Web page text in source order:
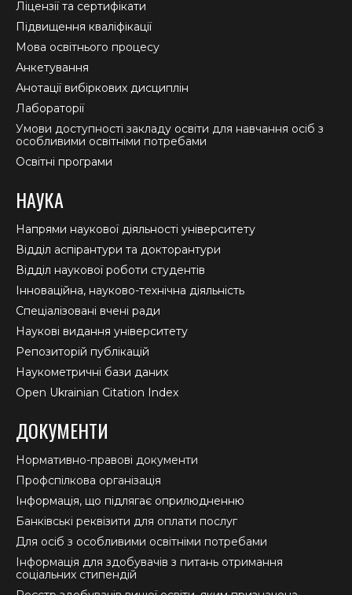
windowwindowwindow
Ліцензії та сертифікати
Підвищення кваліфікації
Мова освітнього процесу
Анкетування
Анотації вибіркових дисциплін
Лабораторії
Умови доступності закладу освіти для навчання осіб з
особливими освітніми потребами
Освітні програми
НАУКА
Напрями наукової діяльності університету
Відділ аспірантури та докторантури
Відділ наукової роботи студентів
Інноваційна, науково-технічна діяльність
Спеціалізовані вчені ради
Наукові видання університету
Репозиторій публікацій
Наукометричні бази даних
Open Ukrainian Citation Index
ДОКУМЕНТИ
Нормативно-правові документи
Профспілкова організація
Інформація, що підлягає оприлюдненню
Банківські реквізити для оплати послуг
Для осіб з особливими освітніми потребами
Інформація для здобувачів з питань отримання
соціальних стипендій